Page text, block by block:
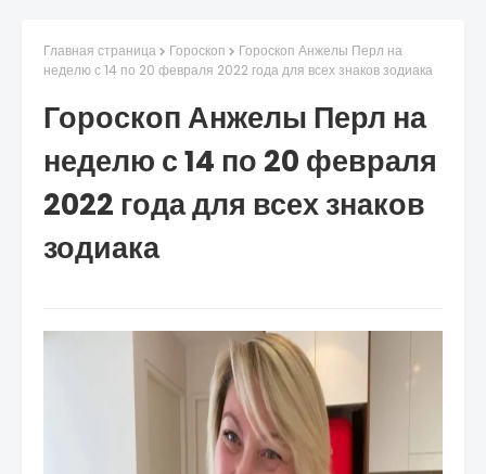
Главная страница Гороскоп
Гороскоп Анжелы Перл на
неделю с 14 по 20 февраля 2022 года для всех знаков зодиака
Гороскоп Анжелы Перл на
неделю с 14 по 20 февраля
2022 года для всех знаков
зодиака